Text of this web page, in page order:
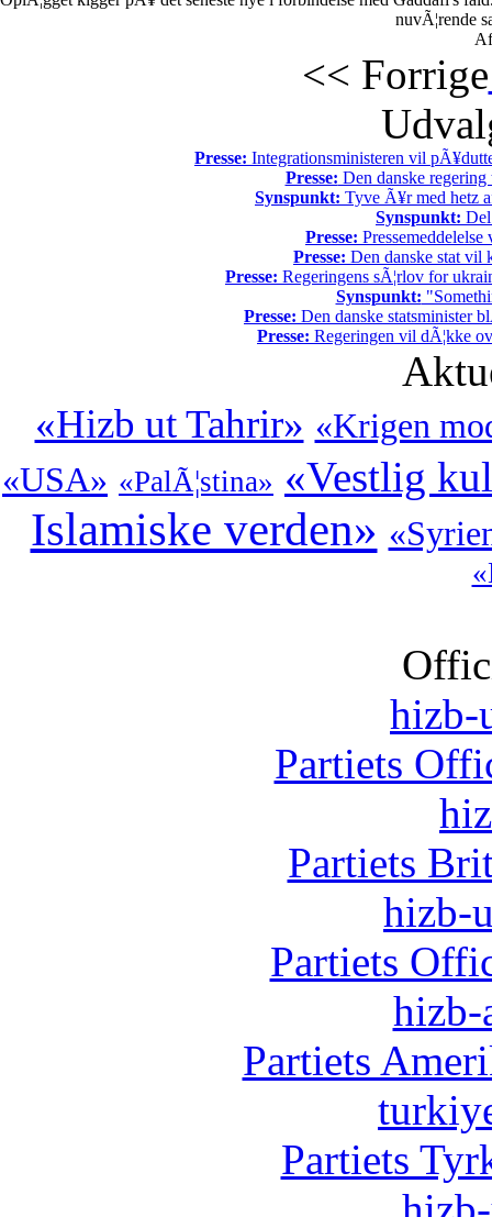
nuvÃ¦rende
<< Forrige
Presse: Integrationsministeren vil
Presse: Den danske
Synspunkt: Tyve Ã¥r med hetz
Synspunkt:
Presse:
Presse: Den danske stat vil
Presse: Regeringens sÃ¦rlov for
Synspunkt:
Presse: Den danske statsminister
Presse: Regeringen vil dÃ¦kke
«Hizb ut Tahrir» «Krigen
«USA» «PalÃ¦stina» «Vestlig
Islamiske verden»
hizb-
Partiets
Partiets
hizb-
Partiets
hizb-
Partiets
Partiets